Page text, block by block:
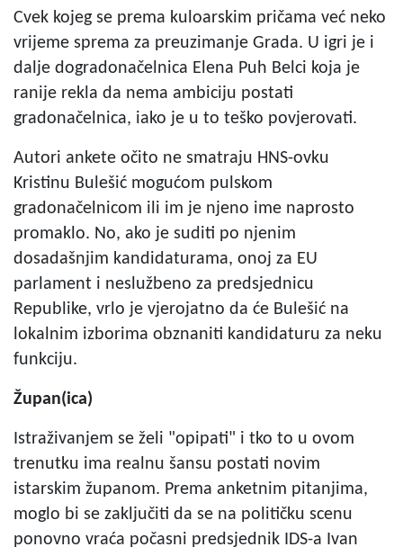
Cvek kojeg se prema kuloarskim pričama već neko
vrijeme sprema za preuzimanje Grada. U igri je i
dalje dogradonačelnica Elena Puh Belci koja je
ranije rekla da nema ambiciju postati
gradonačelnica, iako je u to teško povjerovati.
Autori ankete očito ne smatraju HNS-ovku
Kristinu Bulešić mogućom pulskom
gradonačelnicom ili im je njeno ime naprosto
promaklo. No, ako je suditi po njenim
dosadašnjim kandidaturama, onoj za EU
parlament i neslužbeno za predsjednicu
Republike, vrlo je vjerojatno da će Bulešić na
lokalnim izborima obznaniti kandidaturu za neku
funkciju.
Župan(ica)
Istraživanjem se želi "opipati" i tko to u ovom
trenutku ima realnu šansu postati novim
istarskim županom. Prema anketnim pitanjima,
moglo bi se zaključiti da se na političku scenu
ponovno vraća počasni predsjednik IDS-a Ivan